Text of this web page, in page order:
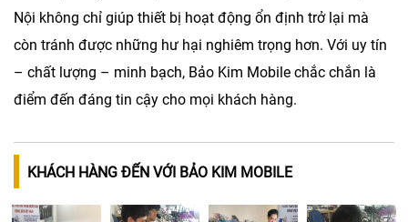
Nội không chỉ giúp thiết bị hoạt động ổn định trở lại mà
còn tránh được những hư hại nghiêm trọng hơn. Với uy tín
– chất lượng – minh bạch, Bảo Kim Mobile chắc chắn là
điểm đến đáng tin cậy cho mọi khách hàng.
KHÁCH HÀNG ĐẾN VỚI BẢO KIM MOBILE